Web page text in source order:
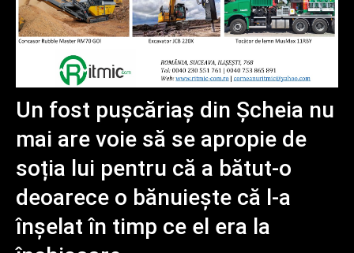
Un fost pușcăriaș din Șcheia nu
mai are voie să se apropie de
soția lui pentru că a bătut-o
deoarece o bănuiește că l-a
înșelat în timp ce el era la